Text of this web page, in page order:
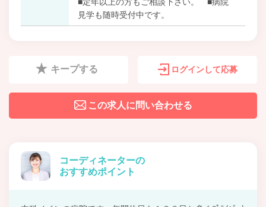
見学も随時受付中です。
キープする ログインして応募
この求人に問い合わせる
コーディネーターの
おすすめポイント